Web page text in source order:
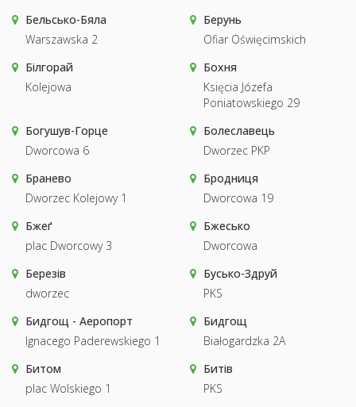
Бельсько-Бяла
Warszawska 2
Берунь
Ofiar Oświęcimskich
Білгорай
Kolejowa
Бохня
Księcia Józefa
Poniatowskiego 29
Богушув-Горце
Dworcowa 6
Болеславець
Dworzec PKP
Бранево
Dworzec Kolejowy 1
Бродниця
Dworcowa 19
Бжеґ
plac Dworcowy 3
Бжесько
Dworcowa
Березів
dworzec
Бусько-Здруй
PKS
Бидгощ - Аеропорт
Ignacego Paderewskiego 1
Бидгощ
Białogardzka 2A
Битом
plac Wolskiego 1
Битів
PKS